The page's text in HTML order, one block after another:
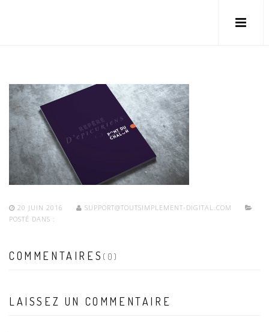
20 JUIN 2016
SUPPORT@TOUTSIMPLEMENT-DIGITAL.COM
POSTÉ DANS :
COMMENTAIRES (0)
LAISSEZ UN COMMENTAIRE